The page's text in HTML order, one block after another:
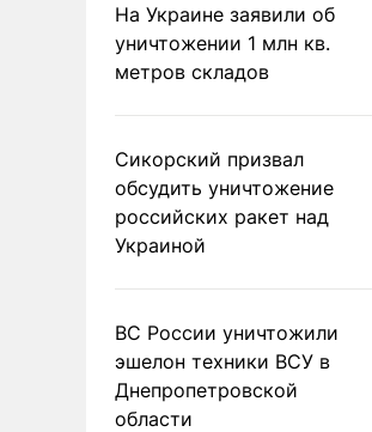
На Украине заявили об
уничтожении 1 млн кв.
метров складов
Сикорский призвал
обсудить уничтожение
российских ракет над
Украиной
ВС России уничтожили
эшелон техники ВСУ в
Днепропетровской
области